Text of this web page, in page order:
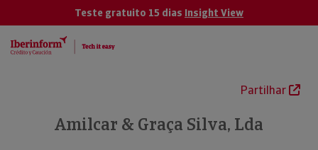
Teste gratuito 15 dias Insight View
Partilhar
Amilcar & Graça Silva, Lda